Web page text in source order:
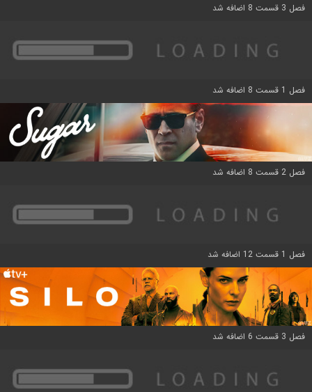
فصل 3 قسمت 8 اضافه شد
فصل 1 قسمت 8 اضافه شد
فصل 2 قسمت 8 اضافه شد
فصل 1 قسمت 12 اضافه شد
فصل 3 قسمت 6 اضافه شد